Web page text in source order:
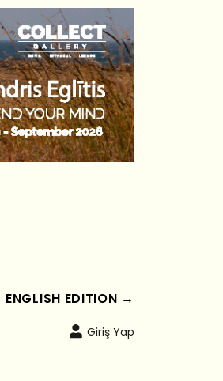
ENGLISH EDITION →
Giriş Yap